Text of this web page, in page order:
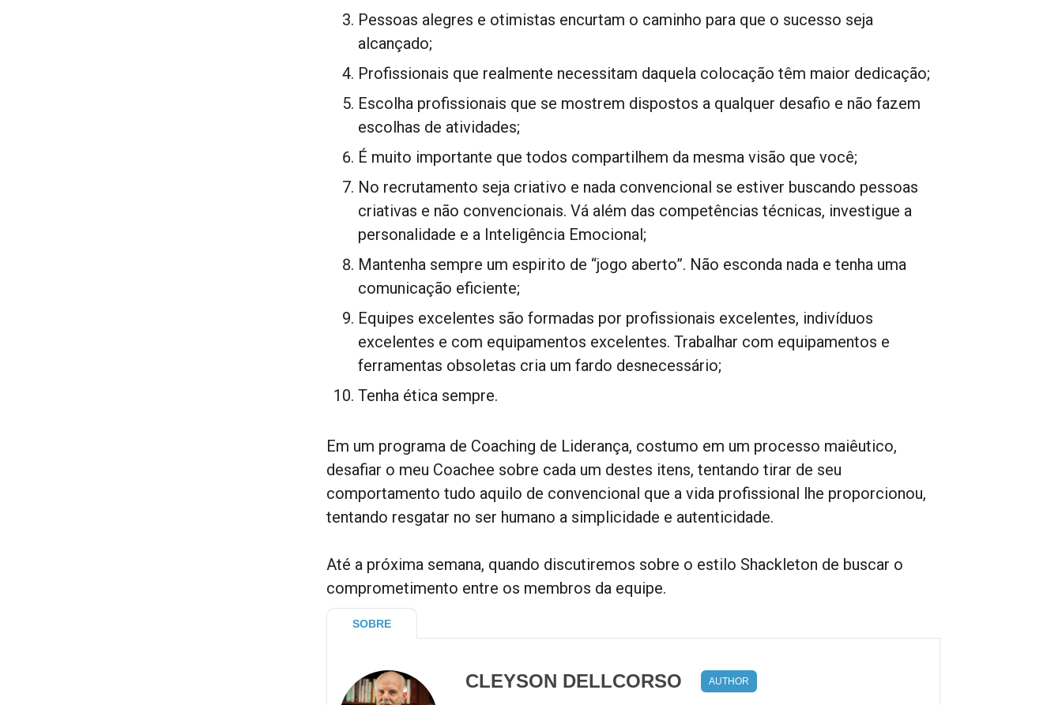
Pessoas alegres e otimistas encurtam o caminho para que o sucesso seja
alcançado;
Profissionais que realmente necessitam daquela colocação têm maior dedicação;
Escolha profissionais que se mostrem dispostos a qualquer desafio e não fazem
escolhas de atividades;
É muito importante que todos compartilhem da mesma visão que você;
No recrutamento seja criativo e nada convencional se estiver buscando pessoas
criativas e não convencionais. Vá além das competências técnicas, investigue a
personalidade e a Inteligência Emocional;
Mantenha sempre um espirito de “jogo aberto”. Não esconda nada e tenha uma
comunicação eficiente;
Equipes excelentes são formadas por profissionais excelentes, indivíduos
excelentes e com equipamentos excelentes. Trabalhar com equipamentos e
ferramentas obsoletas cria um fardo desnecessário;
Tenha ética sempre.
Em um programa de Coaching de Liderança, costumo em um processo maiêutico,
desafiar o meu Coachee sobre cada um destes itens, tentando tirar de seu
comportamento tudo aquilo de convencional que a vida profissional lhe proporcionou,
tentando resgatar no ser humano a simplicidade e autenticidade.
Até a próxima semana, quando discutiremos sobre o estilo Shackleton de buscar o
comprometimento entre os membros da equipe.
SOBRE
CLEYSON DELLCORSO AUTHOR